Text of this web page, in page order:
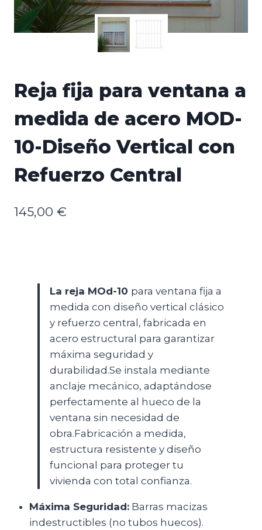
Reja fija para ventana a
medida de acero MOD-
10-Diseño Vertical con
Refuerzo Central
145,00 €
La reja MOd-10 para ventana fija a
medida con diseño vertical clásico
y refuerzo central, fabricada en
acero estructural para garantizar
máxima seguridad y
durabilidad.Se instala mediante
anclaje mecánico, adaptándose
perfectamente al hueco de la
ventana sin necesidad de
obra.Fabricación a medida,
estructura resistente y diseño
funcional para proteger tu
vivienda con total confianza.
Máxima Seguridad:Barras macizas
indestructibles (no tubos huecos).